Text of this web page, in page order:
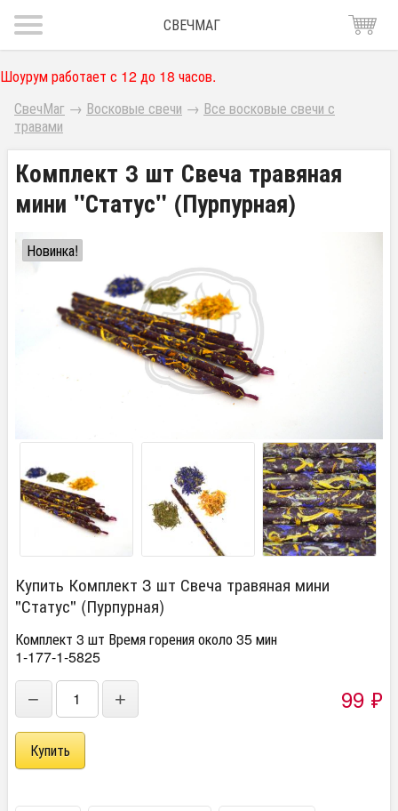
СВЕЧМАГ
Шоурум работает с 12 до 18 часов.
СвечМаг → Восковые свечи → Все восковые свечи с
травами
Комплект 3 шт Свеча травяная
мини "Статус" (Пурпурная)
Новинка!
Купить Комплект 3 шт Свеча травяная мини
"Статус" (Пурпурная)
Комплект 3 шт Время горения около 35 мин
1-177-1-5825
− + 99 ₽